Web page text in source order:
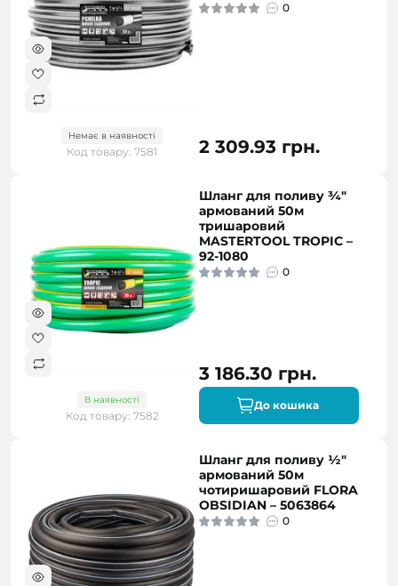
Немає в наявності
Код товару: 7581
0
2 309.93 грн.
В наявності
Код товару: 7582
Шланг для поливу ¾"
армований 50м
тришаровий
MASTERTOOL TROPIC –
92-1080
0
3 186.30 грн.
До кошика
Шланг для поливу ½″
армований 50м
чотиришаровий FLORA
OBSIDIAN – 5063864
0